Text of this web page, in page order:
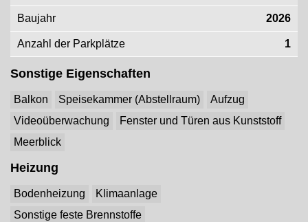
Baujahr 2026
Anzahl der Parkplätze 1
Sonstige Eigenschaften
Balkon Speisekammer (Abstellraum)
Aufzug
Videoüberwachung
Fenster und Türen aus Kunststoff
Meerblick
Heizung
Bodenheizung
Klimaanlage
Sonstige feste Brennstoffe